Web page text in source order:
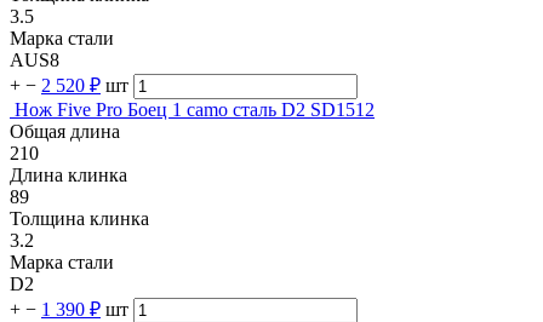
3.5
Марка стали
AUS8
+ − 2 520 ₽ шт
Нож Five Pro Боец 1 camo сталь D2 SD1512
Общая длина
210
Длина клинка
89
Толщина клинка
3.2
Марка стали
D2
+ − 1 390 ₽ шт